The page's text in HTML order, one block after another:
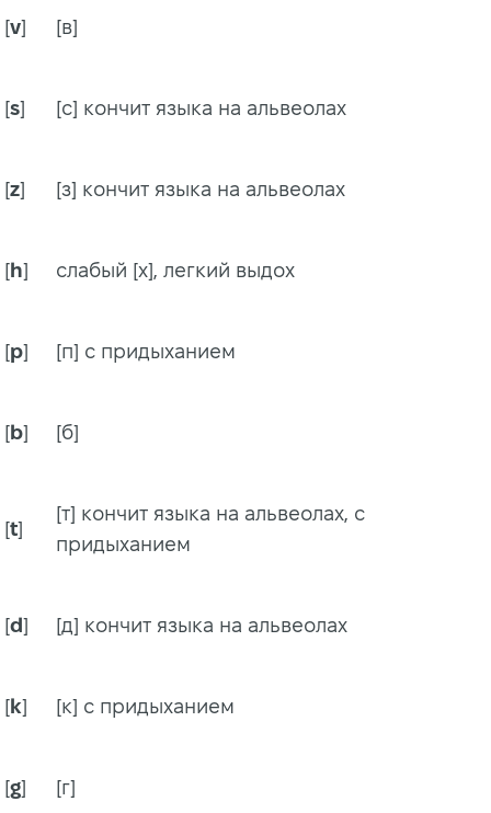
[v] [в]
[s] [с] кончит языка на альвеолах
[z] [з] кончит языка на альвеолах
[h] слабый [х], легкий выдох
[p] [п] с придыханием
[b] [б]
[t]
[т] кончит языка на альвеолах, с
придыханием
[d] [д] кончит языка на альвеолах
[k] [к] с придыханием
[g] [г]